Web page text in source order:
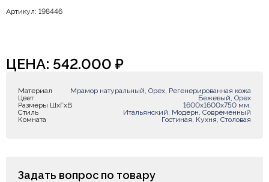
Артикул: 198446
ЦЕНА: 542.000 ₽
Материал
Мрамор натуральный, Орех, Регенерированная кожа
Цвет
Бежевый, Орех
Размеры ШxГxВ
1600х1600х750 мм.
Стиль
Итальянский, Модерн, Современный
Комната
Гостиная, Кухня, Столовая
Задать вопрос по товару